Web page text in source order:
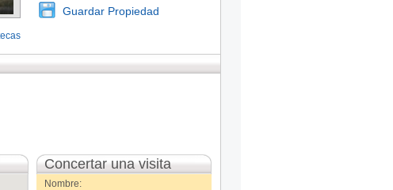
Guardar Propiedad
Concertar una visita
Nombre: